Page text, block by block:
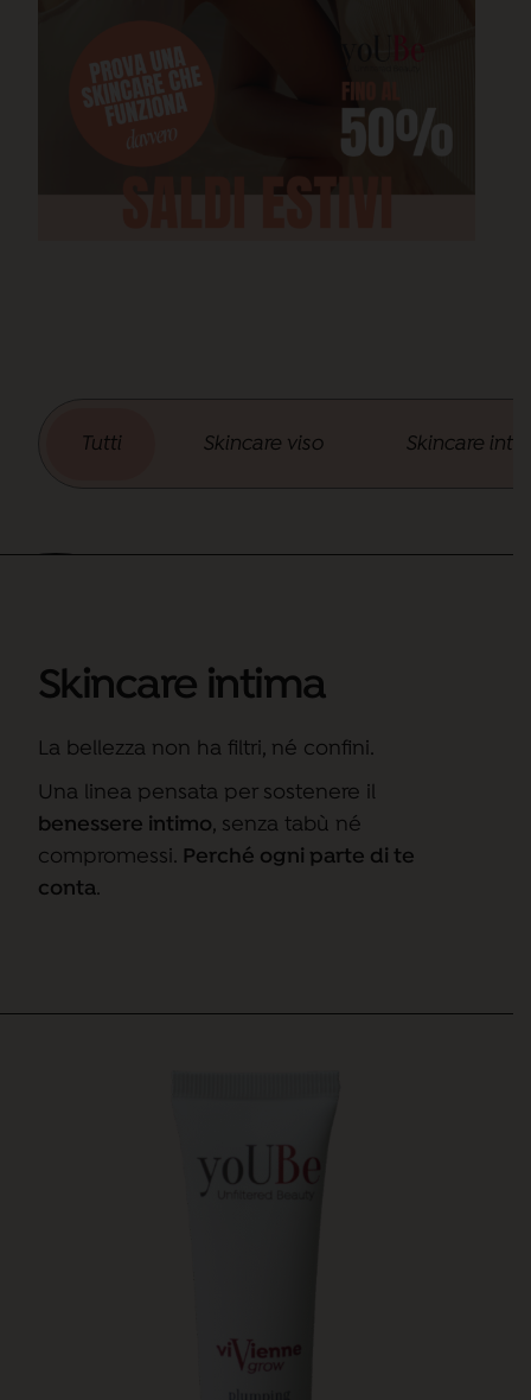
Tutti Skincare viso Skincare
Skincare intima
La bellezza non ha filtri, né confini.
Una linea pensata per sostenere il
benessere intimo, senza tabù né
compromessi. Perché ogni parte di te
conta.